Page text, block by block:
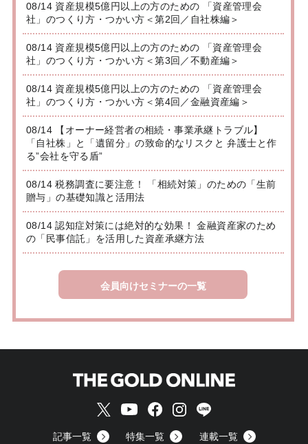
08/14 資産規模5億円以上の方のための 「資産管理会
社」のつくり方・つかい方＜第2回／自社株編＞
08/14 資産規模5億円以上の方のための 「資産管理会
社」のつくり方・つかい方＜第3回／不動産編＞
08/14 資産規模5億円以上の方のための 「資産管理会
社」のつくり方・つかい方＜第4回／金融資産編＞
08/14 【オーナー経営者の相続・事業承継トラブル】
「自社株」と「遺留分」の致命的なリスクと 弁護士と作
る”会社を守る盾”
08/14 税務調査に要注意！ 「相続対策」のための「生前
贈与」の基礎知識と活用法
08/14 認知症対策には絶対的な効果！ 金融資産家のため
の「民事信託」を活用した資産承継方法
会員向けセミナーの一覧
記事一覧 特集一覧 連載一覧